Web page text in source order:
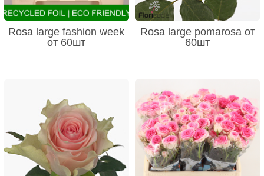
Rosa large fashion week
от 60шт
Rosa large pomarosa от
60шт